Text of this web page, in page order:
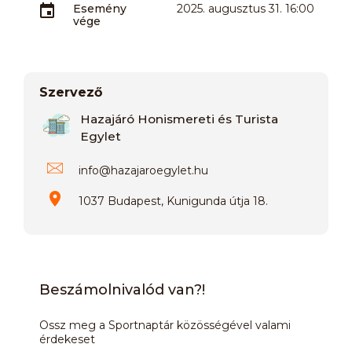
Esemény
vége
2025. augusztus 31. 16:00
Szervező
Hazajáró Honismereti és Turista
Egylet
info@hazajaroegylet.hu
1037 Budapest, Kunigunda útja 18.
Beszámolnivalód van?!
Ossz meg a Sportnaptár közösségével valami
érdekeset